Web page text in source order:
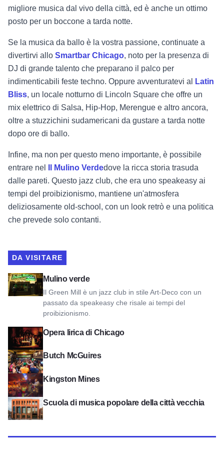
migliore musica dal vivo della città, ed è anche un ottimo
posto per un boccone a tarda notte.
Se la musica da ballo è la vostra passione, continuate a
divertirvi allo Smartbar Chicago, noto per la presenza di
DJ di grande talento che preparano il palco per
indimenticabili feste techno. Oppure avventuratevi al
Latin
Bliss, un locale notturno di Lincoln Square che offre un
mix elettrico di Salsa, Hip-Hop, Merengue e altro ancora,
oltre a stuzzichini sudamericani da gustare a tarda notte
dopo ore di ballo.
Infine, ma non per questo meno importante, è possibile
entrare nel
Il Mulino Verdedove la ricca storia trasuda
dalle pareti. Questo jazz club, che era uno speakeasy ai
tempi del proibizionismo, mantiene un'atmosfera
deliziosamente old-school, con un look retrò e una politica
che prevede solo contanti.
DA VISITARE
Mulino verde
Il Green Mill è un jazz club in stile Art-Deco con un
passato da speakeasy che risale ai tempi del
proibizionismo.
Vedi Mulino Verde
Opera lirica di Chicago
Vedi Lyric Opera Of Chicago
Butch McGuires
Vedi Butch McGuire
Kingston Mines
Vedi le miniere di Kingston
Scuola di musica popolare della città vecchia
Visualizza la Scuola di Musica Popolare della Città Vecchia